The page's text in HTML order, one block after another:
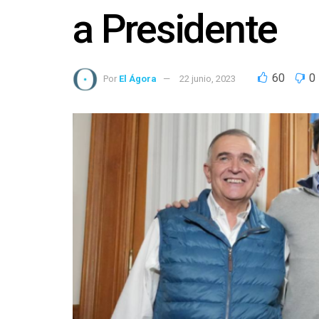
a Presidente
Por El Ágora 22 junio, 2023 60 0